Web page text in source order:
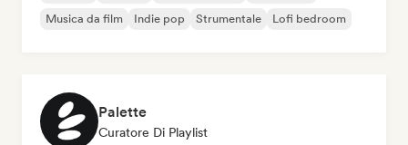
Musica da film
Indie pop Strumentale Lofi bedroom
Palette
Curatore Di Playlist